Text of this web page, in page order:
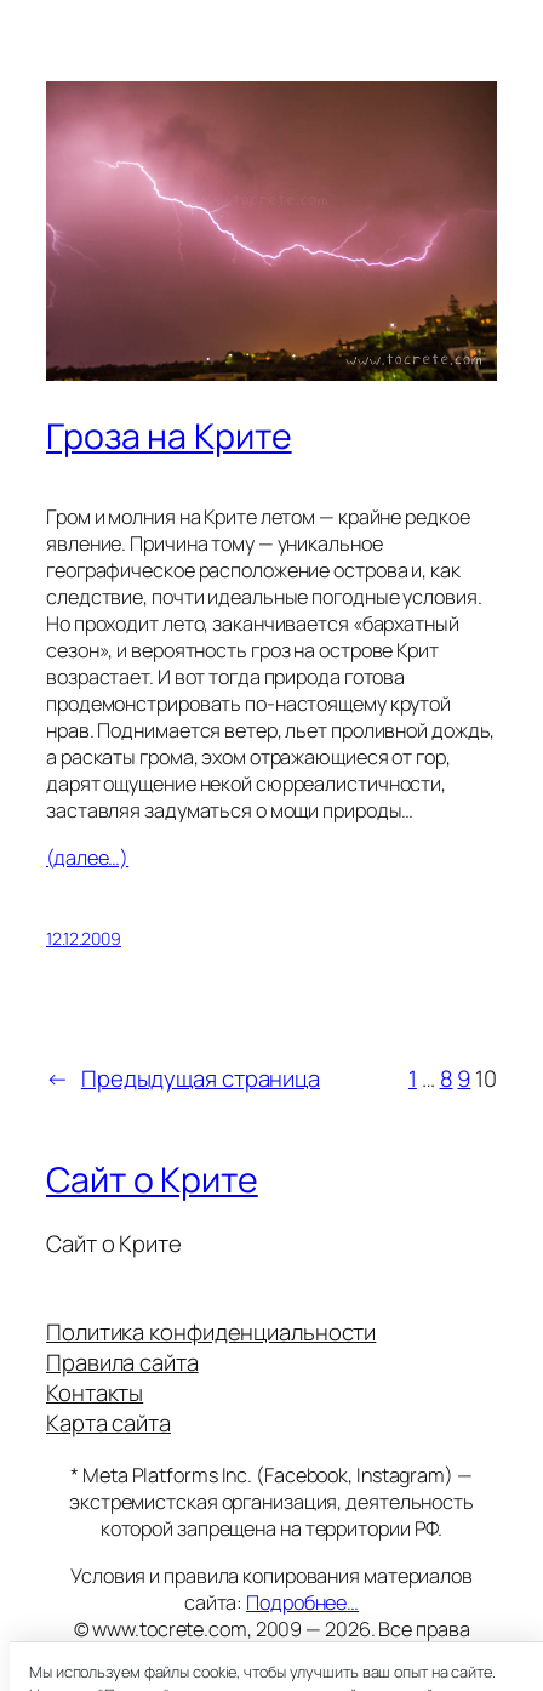
Гроза на Крите
Гром и молния на Крите летом — крайне редкое
явление. Причина тому — уникальное
географическое расположение острова и, как
следствие, почти идеальные погодные условия.
Но проходит лето, заканчивается «бархатный
сезон», и вероятность гроз на острове Крит
возрастает. И вот тогда природа готова
продемонстрировать по-настоящему крутой
нрав. Поднимается ветер, льет проливной дождь,
а раскаты грома, эхом отражающиеся от гор,
дарят ощущение некой сюрреалистичности,
заставляя задуматься о мощи природы…
(далее…)
12.12.2009
← Предыдущая страница 1 … 8910
Сайт о Крите
Сайт о Крите
Политика конфиденциальности
Правила сайта
Контакты
Карта сайта
* Meta Platforms Inc. (Facebook, Instagram) —
экстремистская организация, деятельность
которой запрещена на территории РФ.
Условия и правила копирования материалов
сайта: Подробнее…
© www.tocrete.com, 2009 — 2026. Все права
Этот сайт работает на хостингеTimeweb
Мы используем файлы cookie, чтобы улучшить ваш опыт на сайте.